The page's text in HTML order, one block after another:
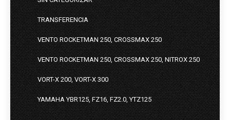
TRANSFERENCIA
VENTO ROCKETMAN 250, CROSSMAX 250
VENTO ROCKETMAN 250, CROSSMAX 250, NITROX 250
VORT-X 200, VORT-X 300
YAMAHA YBR125, FZ16, FZ2.0, YTZ125